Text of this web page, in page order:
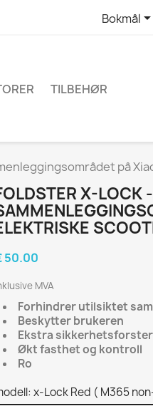
Bokmål
TILBEHØR
på
X-LOCK
50.00
MVA
Forhindrer utilsiktet
Beskytter brukeren
Ekstra
Økt fasthet og kontroll
Ro
x-Lock Red ( M365